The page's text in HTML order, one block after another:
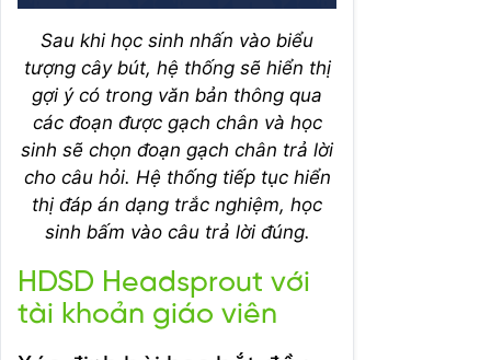
Sau khi học sinh nhấn vào biểu
tượng cây bút, hệ thống sẽ hiển thị
gợi ý có trong văn bản thông qua
các đoạn được gạch chân và học
sinh sẽ chọn đoạn gạch chân trả lời
cho câu hỏi. Hệ thống tiếp tục hiển
thị đáp án dạng trắc nghiệm, học
sinh bấm vào câu trả lời đúng.
HDSD Headsprout với
tài khoản giáo viên